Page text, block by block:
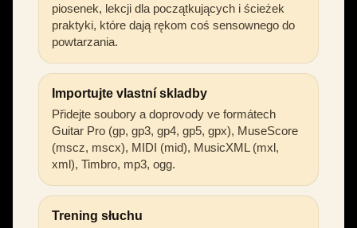
piosenek, lekcji dla początkujących i ścieżek
praktyki, które dają rękom coś sensownego do
powtarzania.
Importujte vlastní skladby
Přidejte soubory a doprovody ve formátech
Guitar Pro (gp, gp3, gp4, gp5, gpx), MuseScore
(mscz, mscx), MIDI (mid), MusicXML (mxl,
xml), Timbro, mp3, ogg.
Trening słuchu